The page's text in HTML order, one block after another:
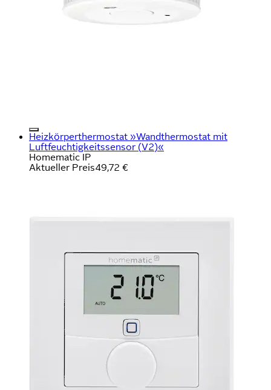
Heizkörperthermostat »Wandthermostat mit
Luftfeuchtigkeitssensor (V2)«
Homematic IP
Aktueller Preis49,72 €